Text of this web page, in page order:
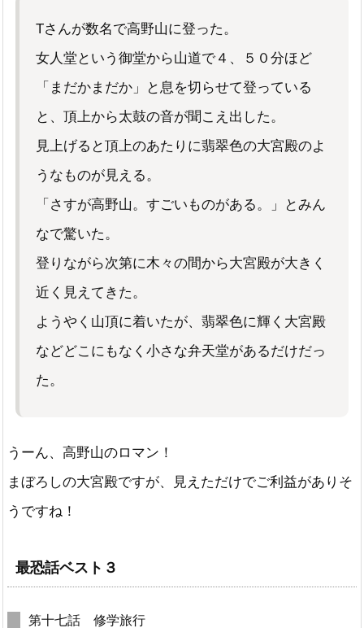
Tさんが数名で高野山に登った。
女人堂という御堂から山道で４、５０分ほど
「まだかまだか」と息を切らせて登っている
と、頂上から太鼓の音が聞こえ出した。
見上げると頂上のあたりに翡翠色の大宮殿のよ
うなものが見える。
「さすが高野山。すごいものがある。」とみん
なで驚いた。
登りながら次第に木々の間から大宮殿が大きく
近く見えてきた。
ようやく山頂に着いたが、翡翠色に輝く大宮殿
などどこにもなく小さな弁天堂があるだけだっ
た。
うーん、高野山のロマン！
まぼろしの大宮殿ですが、見えただけでご利益がありそ
うですね！
最恐話ベスト３
第十七話 修学旅行